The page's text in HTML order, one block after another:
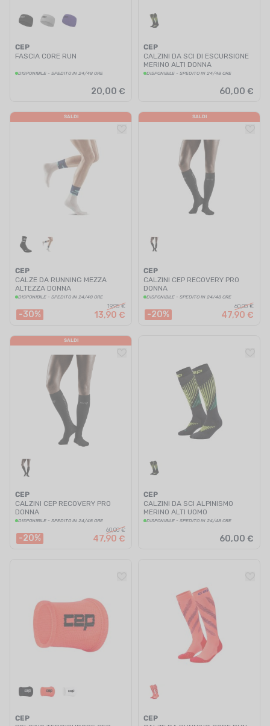
CEP
FASCIA CORE RUN
DISPONIBILE - SPEDITO IN 24/48 ORE
20,00 €
CEP
CALZINI DA SCI DI ESCURSIONE
MERINO ALTI DONNA
DISPONIBILE - SPEDITO IN 24/48 ORE
60,00 €
SALDI
CEP
CALZE DA RUNNING MEZZA
ALTEZZA DONNA
DISPONIBILE - SPEDITO IN 24/48 ORE
-30%
19,95 €
13,90 €
SALDI
CEP
CALZINI CEP RECOVERY PRO
DONNA
DISPONIBILE - SPEDITO IN 24/48 ORE
-20%
60,00 €
47,90 €
SALDI
CEP
CALZINI CEP RECOVERY PRO
DONNA
DISPONIBILE - SPEDITO IN 24/48 ORE
-20%
60,00 €
47,90 €
CEP
CALZINI DA SCI ALPINISMO
MERINO ALTI UOMO
DISPONIBILE - SPEDITO IN 24/48 ORE
60,00 €
CEP
CEP